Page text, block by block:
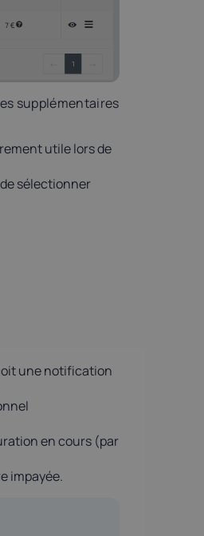
supplémentaires
utile lors de
sélectionner
une notification
en cours (par
impayée.